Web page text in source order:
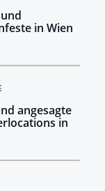
in Wien
angesagte
in